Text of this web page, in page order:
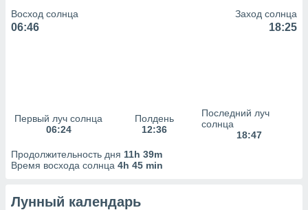
наших 1199
Восход солнца
06:46
Заход солнца
18:25
Первый луч солнца
06:24
Полдень
12:36
Последний луч
солнца
18:47
Продолжительность дня 11h 39m
Время восхода солнца 4h 45 min
Лунный календарь